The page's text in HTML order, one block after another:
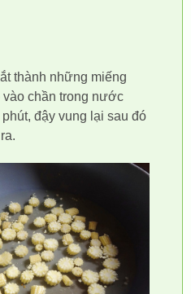
thành những miếng
vào chần trong nước
đậy vung lại sau đó